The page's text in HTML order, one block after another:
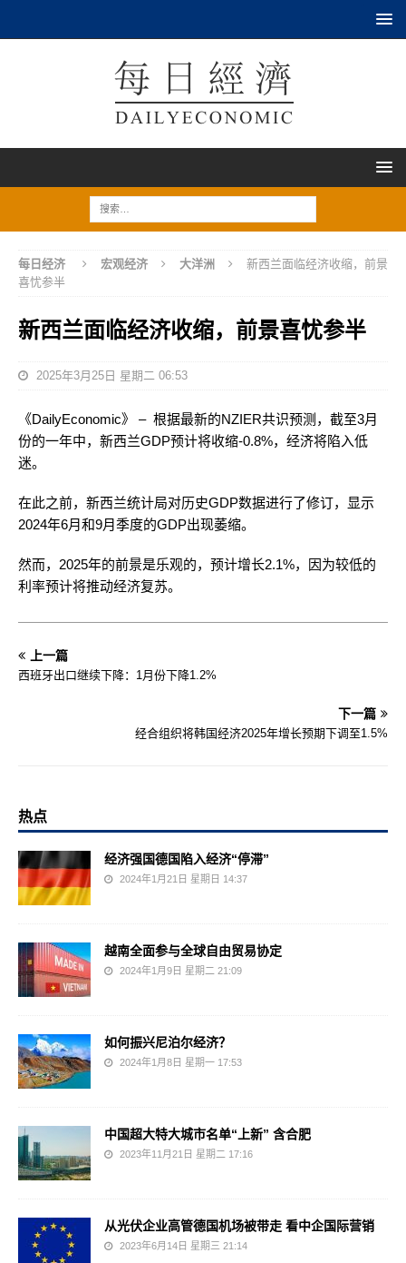
每日经济 宏观经济 大洋洲
新西兰面临经济收缩，前景
喜忧参半
新西兰面临经济收缩，前景喜忧参半
2025年3月25日 星期二 06:53
《DailyEconomic》 – 根据最新的NZIER共识预测，截至3月
份的一年中，新西兰GDP预计将收缩-0.8%，经济将陷入低
迷。
在此之前，新西兰统计局对历史GDP数据进行了修订，显示
2024年6月和9月季度的GDP出现萎缩。
然而，2025年的前景是乐观的，预计增长2.1%，因为较低的
利率预计将推动经济复苏。
上一篇
西班牙出口继续下降：1月份下降1.2%
下一篇
经合组织将韩国经济2025年增长预期下调至1.5%
热点
经济强国德国陷入经济“停滞”
2024年1月21日 星期日 14:37
越南全面参与全球自由贸易协定
2024年1月9日 星期二 21:09
如何振兴尼泊尔经济？
2024年1月8日 星期一 17:53
中国超大特大城市名单“上新” 含合肥
2023年11月21日 星期二 17:16
从光伏企业高管德国机场被带走 看中企国际营销
2023年6月14日 星期三 21:14